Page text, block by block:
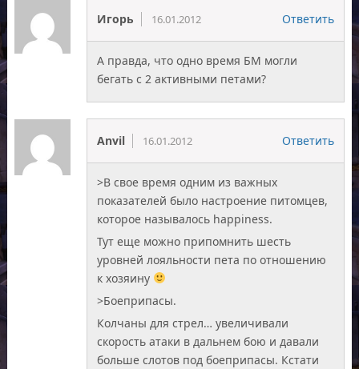
Игорь 16.01.2012 Ответить
А правда, что одно время БМ могли
бегать с 2 активными петами?
Anvil 16.01.2012 Ответить
>В свое время одним из важных
показателей было настроение питомцев,
которое называлось happiness.
Тут еще можно припомнить шесть
уровней лояльности пета по отношению
к хозяину
>Боеприпасы.
Колчаны для стрел… увеличивали
скорость атаки в дальнем бою и давали
больше слотов под боеприпасы. Кстати